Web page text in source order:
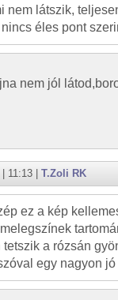
nem látszik,
éles pont
nem jól
| 11:13 | T.Zoli RK
ez a kép
tetszik a rózsán
egy nagyon jó